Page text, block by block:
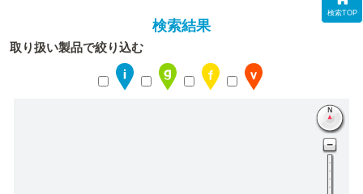
検索TOP
検索結果
取り扱い製品で絞り込む